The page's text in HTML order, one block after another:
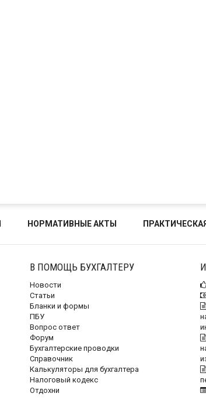
НОРМАТИВНЫЕ АКТЫ
В ПОМОЩЬ БУХГАЛТЕРУ
Новости
Статьи
Бланки и формы
ПБУ
Вопрос ответ
Форум
Бухгалтерские проводки
Справочник
Калькуляторы для бухгалтера
Налоговый кодекс
Отдохни